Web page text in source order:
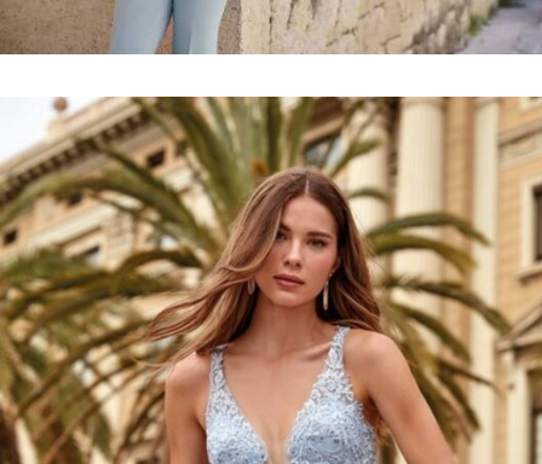
Collection
costumes
VOIR LE LOOKBOOK